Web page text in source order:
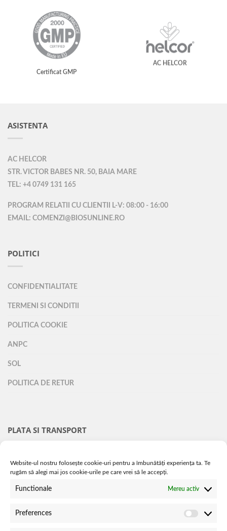
Website-ul nostru folosește cookie-uri pentru a îmbunătăți experiența ta. Te
rugăm să alegi mai jos cookie-urile pe care vrei să le accepți.
Functionale Mereu activ
Preferences
Certificat GMP
AC HELCOR
ASISTENTA
AC HELCOR
STR. VICTOR BABES NR. 50, BAIA MARE
TEL: +4 0749 131 165
PROGRAM RELATII CU CLIENTII L-V: 08:00 - 16:00
EMAIL: COMENZI@BIOSUNLINE.RO
POLITICI
CONFIDENTIALITATE
TERMENI SI CONDITII
POLITICA COOKIE
ANPC
SOL
POLITICA DE RETUR
PLATA SI TRANSPORT
TRANSPORT